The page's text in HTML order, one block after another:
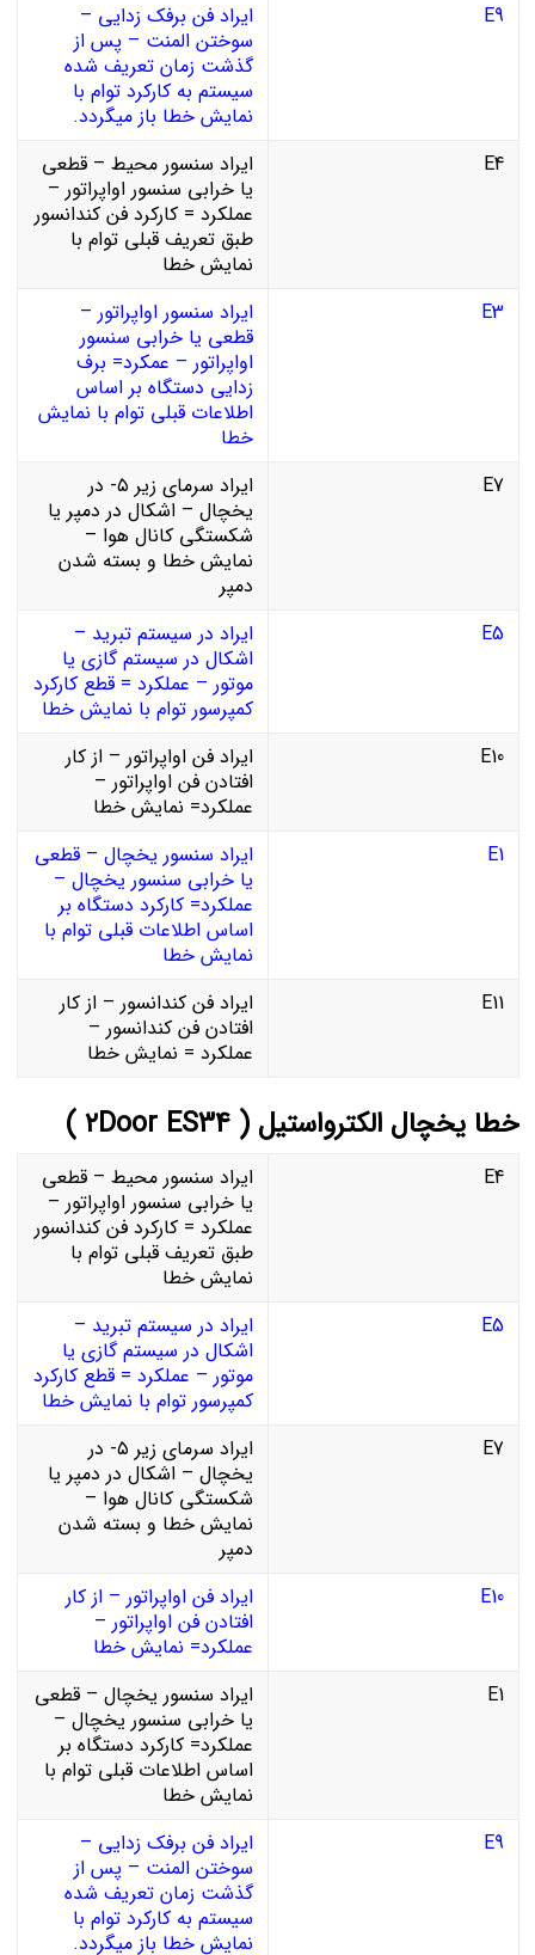
E9
ایراد فن برفک زدایی –
سوختن المنت – پس از
گذشت زمان تعریف شده
سیستم به کارکرد توام با
نمایش خطا باز میگردد.
E4
ایراد سنسور محیط – قطعی
یا خرابی سنسور اواپراتور –
عملکرد = کارکرد فن کندانسور
طبق تعریف قبلی توام با
نمایش خطا
E3
ایراد سنسور اواپراتور –
قطعی یا خرابی سنسور
اواپراتور – عمکرد= برف
زدایی دستگاه بر اساس
اطلاعات قبلی توام با نمایش
خطا
E7
ایراد سرمای زیر ۵- در
یخچال – اشکال در دمپر یا
شکستگی کانال هوا –
نمایش خطا و بسته شدن
دمپر
E5
ایراد در سیستم تبرید –
اشکال در سیستم گازی یا
موتور – عملکرد = قطع کارکرد
کمپرسور توام با نمایش خطا
E10
ایراد فن اواپراتور – از کار
افتادن فن اواپراتور –
عملکرد= نمایش خطا
E1
ایراد سنسور یخچال – قطعی
یا خرابی سنسور یخچال –
عملکرد= کارکرد دستگاه بر
اساس اطلاعات قبلی توام با
نمایش خطا
E11
ایراد فن کندانسور – از کار
افتادن فن کندانسور –
عملکرد = نمایش خطا
خطا یخچال الکترواستیل ( ۲Door ES34 )
E4
ایراد سنسور محیط – قطعی
یا خرابی سنسور اواپراتور –
عملکرد = کارکرد فن کندانسور
طبق تعریف قبلی توام با
نمایش خطا
E5
ایراد در سیستم تبرید –
اشکال در سیستم گازی یا
موتور – عملکرد = قطع کارکرد
کمپرسور توام با نمایش خطا
E7
ایراد سرمای زیر ۵- در
یخچال – اشکال در دمپر یا
شکستگی کانال هوا –
نمایش خطا و بسته شدن
دمپر
E10
ایراد فن اواپراتور – از کار
افتادن فن اواپراتور –
عملکرد= نمایش خطا
E1
ایراد سنسور یخچال – قطعی
یا خرابی سنسور یخچال –
عملکرد= کارکرد دستگاه بر
اساس اطلاعات قبلی توام با
نمایش خطا
E9
ایراد فن برفک زدایی –
سوختن المنت – پس از
گذشت زمان تعریف شده
سیستم به کارکرد توام با
نمایش خطا باز میگردد.